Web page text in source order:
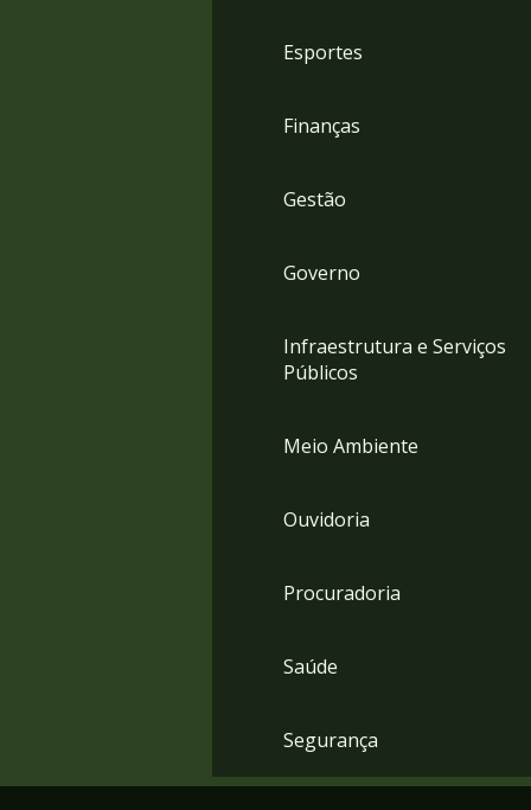
Esportes
Finanças
Gestão
Governo
Infraestrutura e Serviços
Públicos
Meio Ambiente
Ouvidoria
Procuradoria
Saúde
Segurança